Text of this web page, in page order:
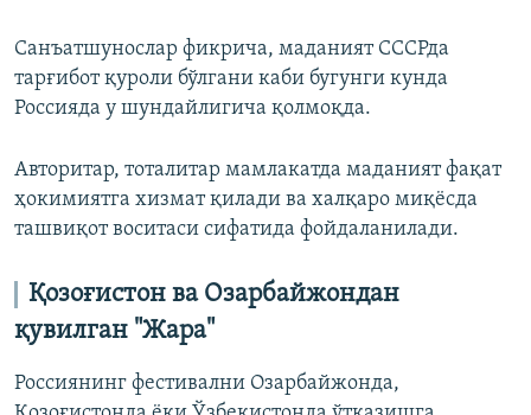
Санъатшунослар фикрича, маданият СССРда
тарғибот қуроли бўлгани каби бугунги кунда
Россияда у шундайлигича қолмоқда.
Авторитар, тоталитар мамлакатда маданият фақат
ҳокимиятга хизмат қилади ва халқаро миқёсда
ташвиқот воситаси сифатида фойдаланилади.
Қозоғистон ва Озарбайжондан
қувилган "Жара"
Россиянинг фестивални Озарбайжонда,